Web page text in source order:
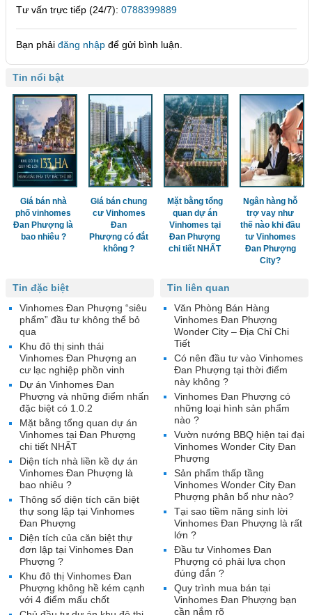
Tư vấn trực tiếp (24/7): 0788399889
Bạn phải đăng nhập để gửi bình luận.
Tin nổi bật
Giá bán nhà
phố vinhomes
Đan Phượng là
bao nhiêu ?
Giá bán chung
cư Vinhomes
Đan
Phượng có đắt
không ?
Mặt bằng tổng
quan dự án
Vinhomes tại
Đan Phượng
chi tiết NHẤT
Ngân hàng hỗ
trợ vay như
thế nào khi đầu
tư Vinhomes
Đan Phượng
City?
Tin liên quan
Văn Phòng Bán Hàng
Vinhomes Đan Phượng
Wonder City – Địa Chỉ Chi
Tiết
Có nên đầu tư vào Vinhomes
Đan Phượng tại thời điểm
này không ?
Vinhomes Đan Phượng có
những loại hình sản phẩm
nào ?
Vườn nướng BBQ hiện tại đại
Vinhomes Wonder City Đan
Phượng
Sản phẩm thấp tầng
Vinhomes Wonder City Đan
Phượng phân bổ như nào?
Tại sao tiềm năng sinh lời
Vinhomes Đan Phượng là rất
lớn ?
Đầu tư Vinhomes Đan
Phượng có phải lựa chọn
đúng đắn ?
Quy trình mua bán tại
Vinhomes Đan Phượng bạn
cần nắm rõ
Tin đặc biệt
Vinhomes Đan Phượng “siêu
phẩm” đầu tư không thể bỏ
qua
Khu đô thị sinh thái
Vinhomes Đan Phượng an
cư lạc nghiệp phồn vinh
Dự án Vinhomes Đan
Phượng và những điểm nhấn
đặc biệt có 1.0.2
Mặt bằng tổng quan dự án
Vinhomes tại Đan Phượng
chi tiết NHẤT
Diện tích nhà liền kề dự án
Vinhomes Đan Phượng là
bao nhiêu ?
Thông số diện tích căn biệt
thự song lập tại Vinhomes
Đan Phượng
Diện tích của căn biệt thự
đơn lập tại Vinhomes Đan
Phượng ?
Khu đô thị Vinhomes Đan
Phượng không hề kém cạnh
với 4 điểm mấu chốt